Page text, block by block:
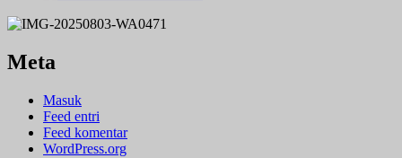
Meta
Masuk
Feed entri
Feed komentar
WordPress.org